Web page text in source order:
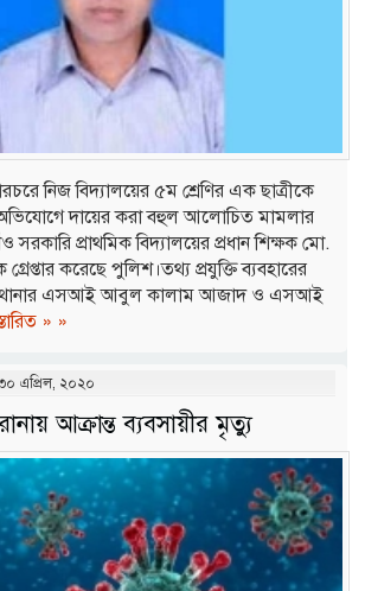
নিজ বিদ্যালয়ের ৫ম শ্রেণির এক ছাত্রীকে
অভিযোগে দায়ের করা বহুল আলোচিত মামলার
সরকারি প্রাথমিক বিদ্যালয়ের প্রধান শিক্ষক মো.
করেছে পুলিশ।তথ্য প্রযুক্তি ব্যবহারের
থানার এসআই আবুল কালাম আজাদ ও এসআই
» »
এপ্রিল, ২০২০
আক্রান্ত ব্যবসায়ীর মৃত্যু